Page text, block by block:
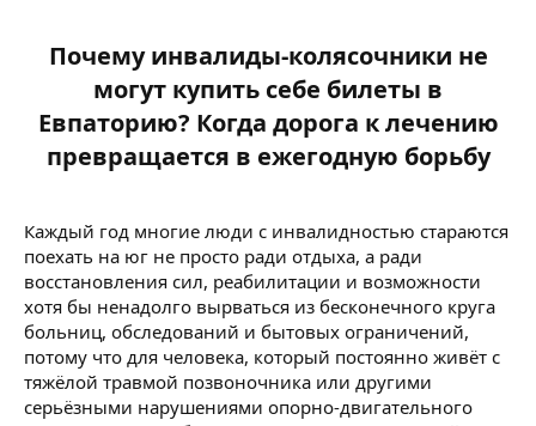
Почему инвалиды-колясочники не
могут купить себе билеты в
Евпаторию? Когда дорога к лечению
превращается в ежегодную борьбу​
Каждый год многие люди с инвалидностью стараются
поехать на юг не просто ради отдыха, а ради
восстановления сил, реабилитации и возможности
хотя бы ненадолго вырваться из бесконечного круга
больниц, обследований и бытовых ограничений,
потому что для человека, который постоянно живёт с
тяжёлой травмой позвоночника или другими
серьёзными нарушениями опорно-двигательного